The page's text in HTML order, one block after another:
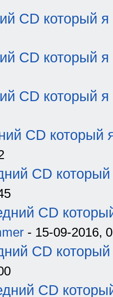
CD который я
CD который я
CD который я
CD который
CD который
CD
- 15-09-2016,
CD который
CD